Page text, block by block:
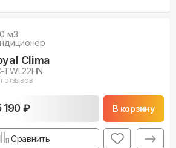
м3
Clima
TWL22HN
отзывов
190 ₽ В корзину
Сравнить